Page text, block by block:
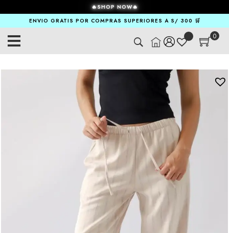
🔥SHOP NOW🔥
ENVIO GRATIS POR COMPRAS SUPERIORES A S/ 300 🛒
0